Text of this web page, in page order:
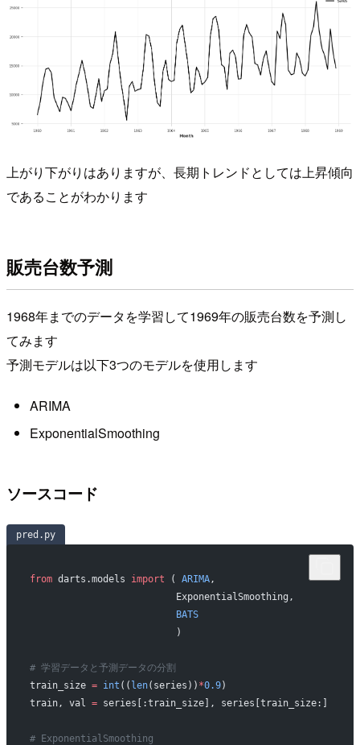
上がり下がりはありますが、長期トレンドとしては上昇傾向
であることがわかります
販売台数予測
1968年までのデータを学習して1969年の販売台数を予測し
てみます
予測モデルは以下3つのモデルを使用します
ARIMA
ExponentialSmoothing
ソースコード
pred.py
from darts.models import ( ARIMA,
                          ExponentialSmoothing,
                          BATS
                          )
# 学習データと予測データの分割
train_size = int (( len(series)) *0.9)
train, val = series[:train_size], series[train_size:]
# ExponentialSmoothing